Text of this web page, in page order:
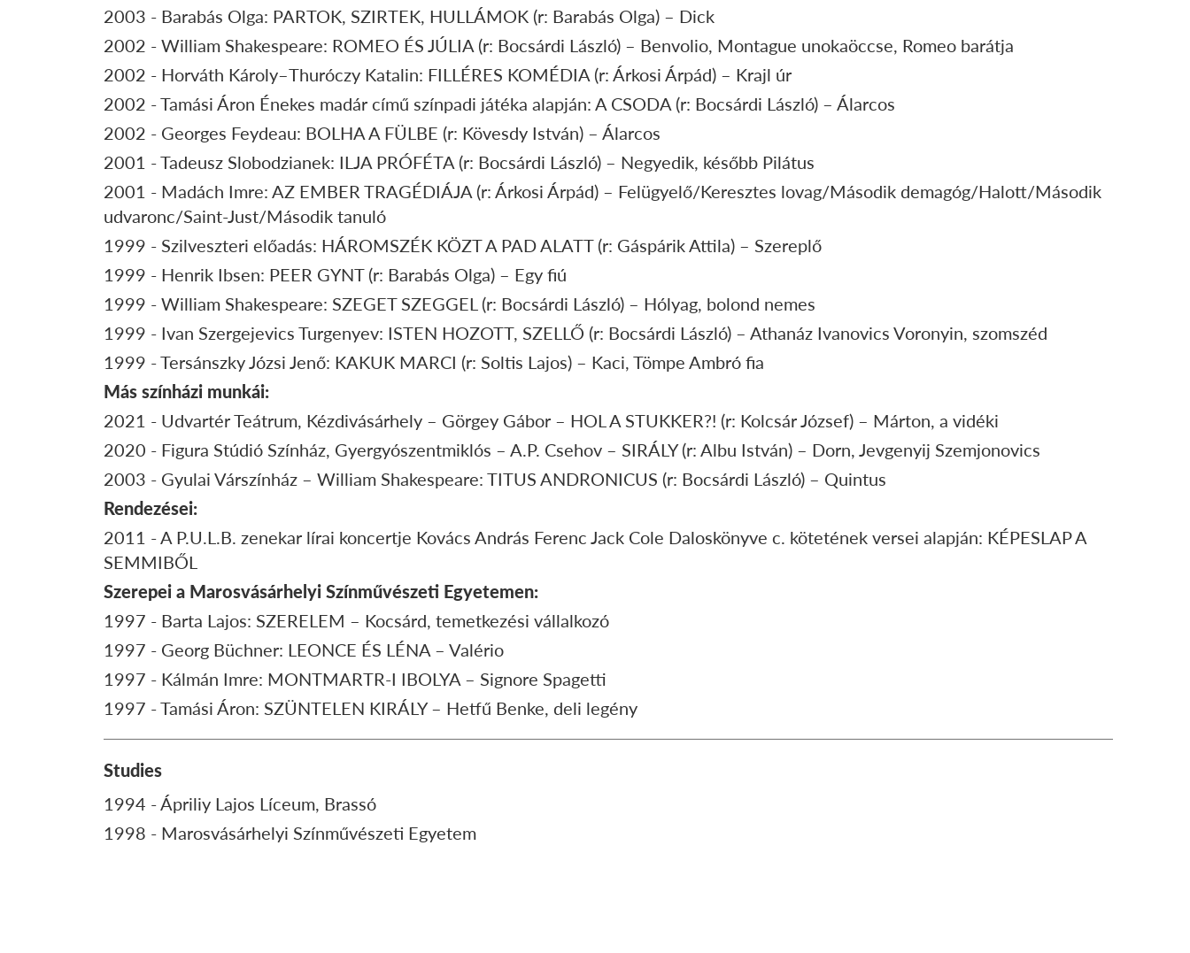
2003 - Barabás Olga: PARTOK, SZIRTEK, HULLÁMOK (r: Barabás Olga) – Dick
2002 - William Shakespeare: ROMEO ÉS JÚLIA (r: Bocsárdi László) – Benvolio, Montague unokaöccse, Romeo barátja
2002 - Horváth Károly–Thuróczy Katalin: FILLÉRES KOMÉDIA (r: Árkosi Árpád) – Krajl úr
2002 - Tamási Áron Énekes madár című színpadi játéka alapján: A CSODA (r: Bocsárdi László) – Álarcos
2002 - Georges Feydeau: BOLHA A FÜLBE (r: Kövesdy István) – Álarcos
2001 - Tadeusz Slobodzianek: ILJA PRÓFÉTA (r: Bocsárdi László) – Negyedik, később Pilátus
2001 - Madách Imre: AZ EMBER TRAGÉDIÁJA (r: Árkosi Árpád) – Felügyelő/Keresztes lovag/Második demagóg/Halott/Második
udvaronc/Saint-Just/Második tanuló
1999 - Szilveszteri előadás: HÁROMSZÉK KÖZT A PAD ALATT (r: Gáspárik Attila) – Szereplő
1999 - Henrik Ibsen: PEER GYNT (r: Barabás Olga) – Egy fiú
1999 - William Shakespeare: SZEGET SZEGGEL (r: Bocsárdi László) – Hólyag, bolond nemes
1999 - Ivan Szergejevics Turgenyev: ISTEN HOZOTT, SZELLŐ (r: Bocsárdi László) – Athanáz Ivanovics Voronyin, szomszéd
1999 - Tersánszky Józsi Jenő: KAKUK MARCI (r: Soltis Lajos) – Kaci, Tömpe Ambró fia
Más színházi munkái:
2021 - Udvartér Teátrum, Kézdivásárhely – Görgey Gábor – HOL A STUKKER?! (r: Kolcsár József) – Márton, a vidéki
2020 - Figura Stúdió Színház, Gyergyószentmiklós – A.P. Csehov – SIRÁLY (r: Albu István) – Dorn, Jevgenyij Szemjonovics
2003 - Gyulai Várszínház – William Shakespeare: TITUS ANDRONICUS (r: Bocsárdi László) – Quintus
Rendezései:
2011 - A P.U.L.B. zenekar lírai koncertje Kovács András Ferenc Jack Cole Daloskönyve c. kötetének versei alapján: KÉPESLAP A
SEMMIBŐL
Szerepei a Marosvásárhelyi Színművészeti Egyetemen:
1997 - Barta Lajos: SZERELEM – Kocsárd, temetkezési vállalkozó
1997 - Georg Büchner: LEONCE ÉS LÉNA – Valério
1997 - Kálmán Imre: MONTMARTR-I IBOLYA – Signore Spagetti
1997 - Tamási Áron: SZÜNTELEN KIRÁLY – Hetfű Benke, deli legény
Studies
1994 - Ápriliy Lajos Líceum, Brassó
1998 - Marosvásárhelyi Színművészeti Egyetem